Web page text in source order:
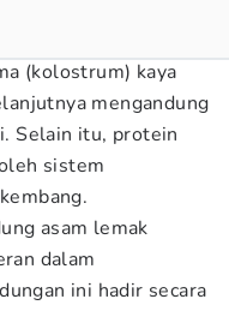
(kolostrum) kaya
mengandung
Selain itu, protein
sistem
asam lemak
dalam
ini hadir secara